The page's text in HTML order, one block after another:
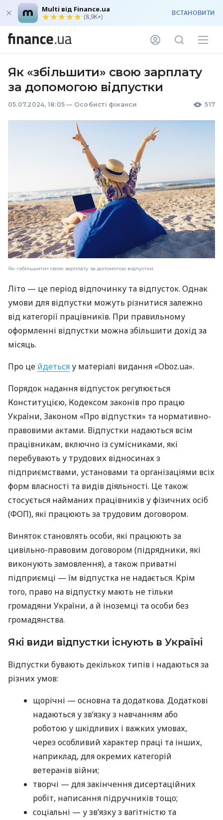
Multi від Finance.ua
(8,9K+) ВСТАНОВИТИ
Як «збільшити» свою зарплату
за допомогою відпустки
05.07.2024, 18:05 — Особисті фінанси 517
Як «збільшити» свою зарплату за допомогою відпустки
Літо — це період відпочинку та відпусток. Однак
умови для відпустки можуть різнитися залежно
від категорії працівників. При правильному
оформленні відпустки можна збільшити дохід за
місяць.
Про це йдеться у матеріалі видання «Oboz.ua».
Порядок надання відпусток регулюється
Конституцією, Кодексом законів про працю
України, Законом «Про відпустки» та нормативно-
правовими актами. Відпустки надаються всім
працівникам, включно із сумісниками, які
перебувають у трудових відносинах з
підприємствами, установами та організаціями всіх
форм власності та видів діяльності. Це також
стосується найманих працівників у фізичних осіб
(ФОП), які працюють за трудовим договором.
Виняток становлять особи, які працюють за
цивільно-правовим договором (підрядники, які
виконують замовлення), а також приватні
підприємці — їм відпустка не надається. Крім
того, право на відпустку мають не тільки
громадяни України, а й іноземці та особи без
громадянства.
Які види відпустки існують в Україні
Відпустки бувають декількох типів і надаються за
різних умов:
щорічні — основна та додаткова. Додаткові
надаються у зв’язку з навчанням або
роботою у шкідливих і важких умовах,
через особливий характер праці та інших,
наприклад, для окремих категорій
ветеранів війни;
творчі — для закінчення дисертаційних
робіт, написання підручників тощо;
соціальні — у зв’язку з вагітністю та